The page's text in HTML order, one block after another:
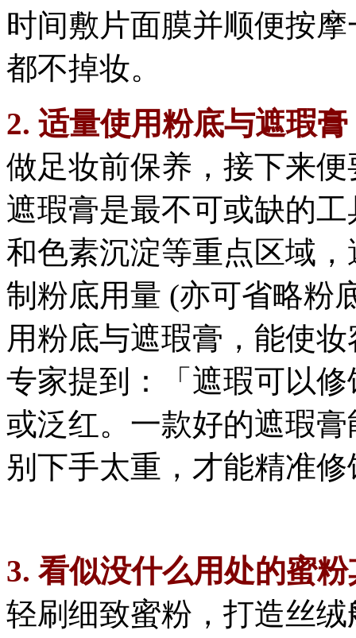
时间敷片面膜并顺便按
都不掉妆。
2. 适量使用粉底与遮瑕
做足妆前保养，接下来
遮瑕膏是最不可或缺的
和色素沉淀等重点区域
制粉底用量 (亦可省略粉
用粉底与遮瑕膏，能使
专家提到：「遮瑕可以
或泛红。一款好的遮瑕
别下手太重，才能精准修
3. 看似没什么用处的蜜
轻刷细致蜜粉，打造丝